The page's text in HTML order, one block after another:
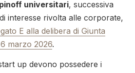
universitari, successiva
interesse rivolta alle corporate,
E alla delibera di Giunta
marzo 2026.
up devono possedere i